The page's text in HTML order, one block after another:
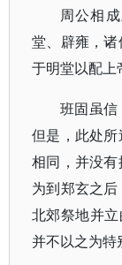
周公相
堂、辟雍，
于明堂以配上
班固虽信
但是，此处所
相同，并没
为到郑玄之后
北郊祭地并
并不以之为特